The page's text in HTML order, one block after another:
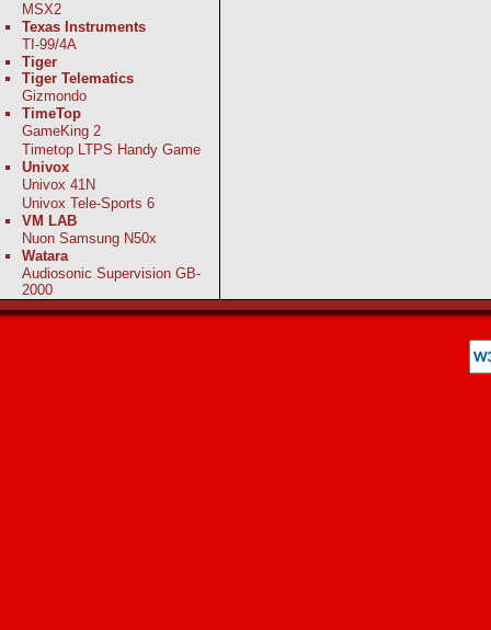
MSX2
Texas Instruments
TI-99/4A
Tiger
Tiger Telematics
Gizmondo
TimeTop
GameKing 2
Timetop LTPS Handy Game
Univox
Univox 41N
Univox Tele-Sports 6
VM LAB
Nuon Samsung N50x
Watara
Audiosonic Supervision GB-
2000